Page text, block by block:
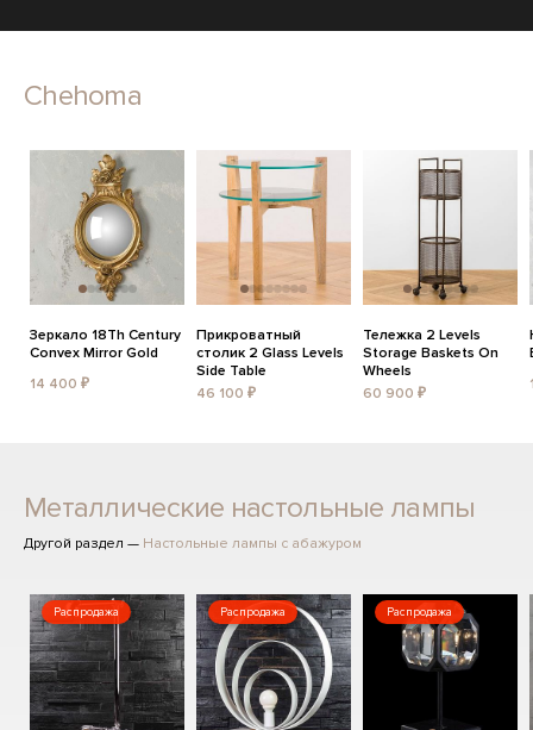
Chehoma
Зеркало 18Th Century
Convex Mirror Gold
14 400 ₽
Прикроватный
столик 2 Glass Levels
Side Table
46 100 ₽
Тележка 2 Levels
Storage Baskets On
Wheels
60 900 ₽
Металлические настольные лампы
Другой раздел — Настольные лампы с абажуром
Распродажа Распродажа Распродажа